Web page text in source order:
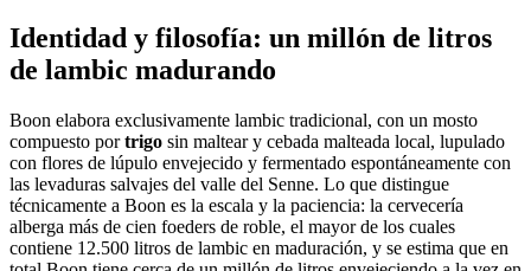
Identidad y filosofía: un millón de litros
de lambic madurando
Boon elabora exclusivamente lambic tradicional, con un mosto
compuesto portrigo sin maltear y cebada malteada local, lupulado
con flores de lúpulo envejecido y fermentado espontáneamente con
las levaduras salvajes del valle del Senne. Lo que distingue
técnicamente a Boon es la escala y la paciencia: la cervecería
alberga más de cien foeders de roble, el mayor de los cuales
contiene 12.500 litros de lambic en maduración, y se estima que en